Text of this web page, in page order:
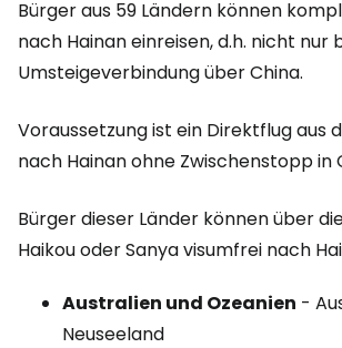
Bürger aus 59 Ländern können
nach Hainan einreisen, d.h. nicht nur
Umsteigeverbindung über China.
Voraussetzung ist ein Direktflug aus
nach Hainan ohne Zwischenstopp in
Bürger dieser Länder können über
Haikou oder Sanya visumfrei nach
Australien und Ozeanien -
Neuseeland